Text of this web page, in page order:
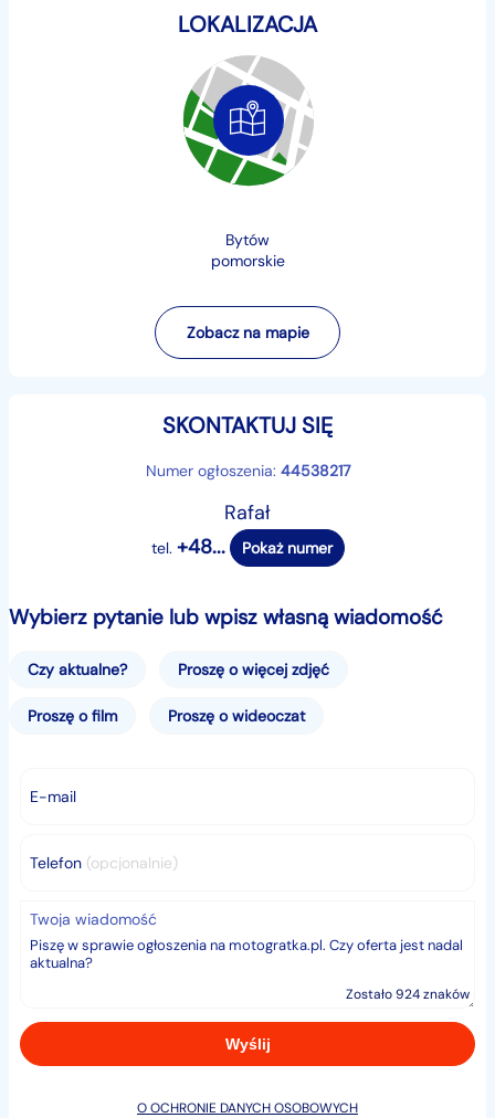
LOKALIZACJA
Bytów
pomorskie
Zobacz na mapie
SKONTAKTUJ SIĘ
Numer ogłoszenia: 44538217
Rafał
tel. +48... Pokaż numer
Wybierz pytanie lub wpisz własną wiadomość
Czy aktualne? Proszę o więcej zdjęć
Proszę o film Proszę o wideoczat
E-mail
Telefon (opcjonalnie)
Twoja wiadomość
Zostało 924 znaków
O OCHRONIE DANYCH OSOBOWYCH